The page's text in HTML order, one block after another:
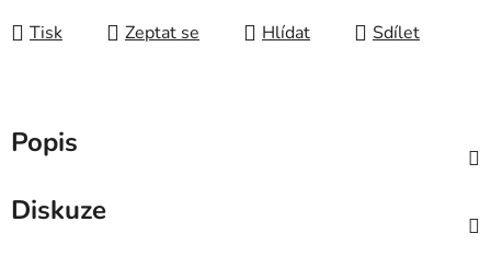
Tisk Zeptat se Hlídat Sdílet
Popis
Diskuze